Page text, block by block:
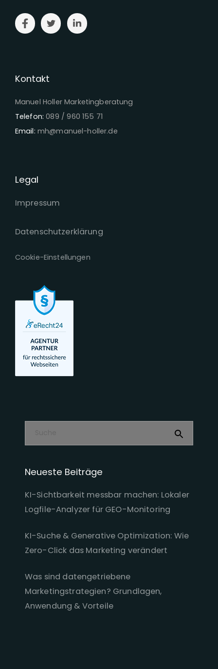
Kontakt
Manuel Holler Marketingberatung
Telefon: 089 / 960 155 71
Email: mh@manuel-holler.de
Legal
Impressum
Datenschutzerklärung
Cookie-Einstellungen
Neueste Beiträge
KI-Sichtbarkeit messbar machen: Lokaler
Logfile-Analyzer für GEO-Monitoring
KI-Suche & Generative Optimization: Wie
Zero-Click das Marketing verändert
Was sind datengetriebene
Marketingstrategien? Grundlagen,
Anwendung & Vorteile